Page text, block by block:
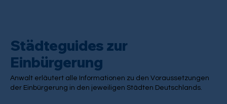
Städteguides zur
Einbürgerung
Anwalt erläutert alle Informationen zu den Voraussetzungen
der Einbürgerung in den jeweiligen Städten Deutschlands.